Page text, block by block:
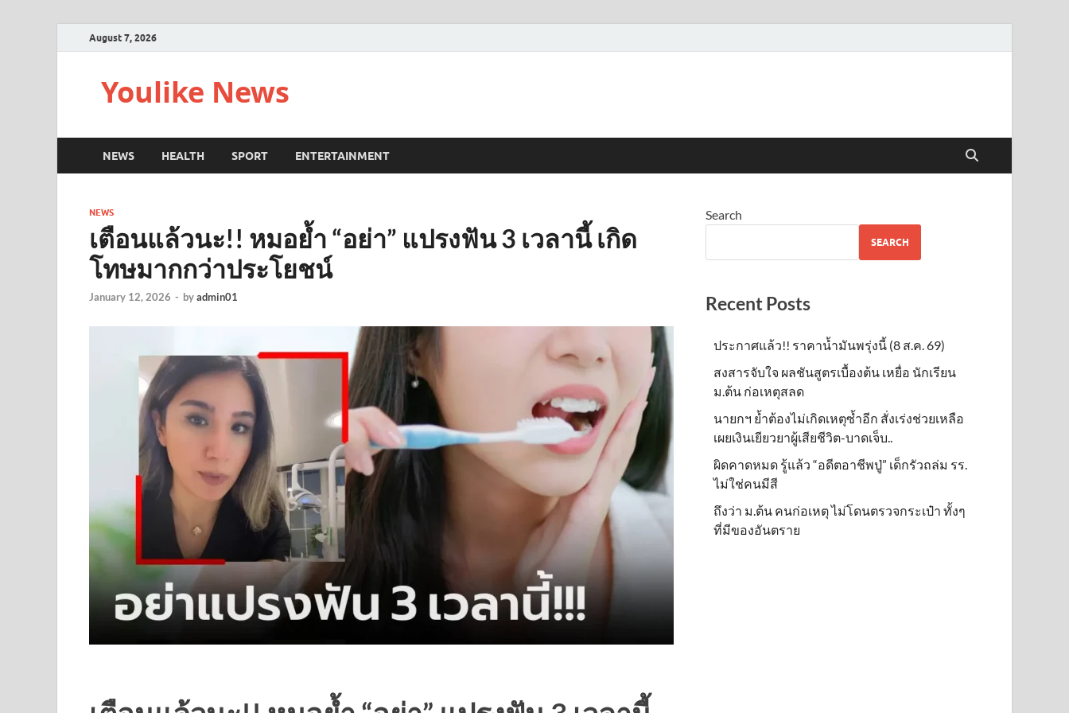
August 7, 2026
Youlike News
NEWS HEALTH SPORT ENTERTAINMENT
NEWS
เตือนแล้วนะ!! หมอย้ำ “อย่า” แปรงฟัน 3 เวลานี้ เกิด
โทษมากกว่าประโยชน์
January 12, 2026 - byadmin01
Search
SEARCH
Recent Posts
ประกาศแล้ว!! ราคาน้ำมันพรุ่งนี้ (8 ส.ค. 69)
สงสารจับใจ ผลชันสูตรเบื้องต้น เหยื่อ นักเรียน
ม.ต้น ก่อเหตุสลด
นายกฯ ย้ำต้องไม่เกิดเหตุซ้ำอีก สั่งเร่งช่วยเหลือ
เผยเงินเยียวยาผู้เสียชีวิต-บาดเจ็บ..
ผิดคาดหมด รู้แล้ว “อดีตอาชีพปู่” เด็กรัวถล่ม รร.
ไม่ใช่คนมีสี
ถึงว่า ม.ต้น คนก่อเหตุ ไม่โดนตรวจกระเป๋า ทั้งๆ
ที่มีของอันตราย